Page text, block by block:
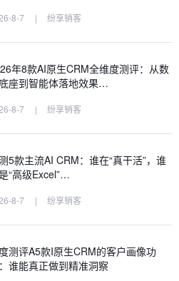
8-7 | 纷享销客
年8款AI原生CRM全维度测评：从数
座到智能体落地效果…
8-7 | 纷享销客
5款主流AI CRM：谁在“真干活”，谁
“高级Excel”…
8-7 | 纷享销客
测评A5款I原生CRM的客户画像功
谁能真正做到精准洞察